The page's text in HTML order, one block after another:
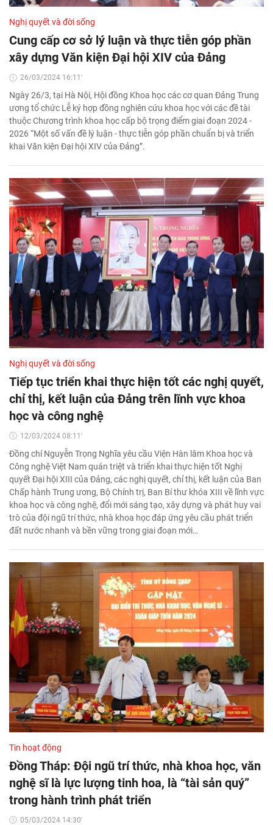
Nghị quyết và đời sống
Cung cấp cơ sở lý luận và thực tiễn góp phần
xây dựng Văn kiện Đại hội XIV của Đảng
26/03/2024 16:11'
Ngày 26/3, tại Hà Nội, Hội đồng Khoa học các cơ quan Đảng Trung
ương tổ chức Lễ ký hợp đồng nghiên cứu khoa học với các đề tài
thuộc Chương trình khoa học cấp bộ trọng điểm giai đoạn 2024 -
2026 “Một số vấn đề lý luận - thực tiễn góp phần chuẩn bị và triển
khai Văn kiện Đại hội XIV của Đảng”.
Nghị quyết và đời sống
Tiếp tục triển khai thực hiện tốt các nghị quyết,
chỉ thị, kết luận của Đảng trên lĩnh vực khoa
học và công nghệ
12/03/2024 08:11'
Đồng chí Nguyễn Trọng Nghĩa yêu cầu Viện Hàn lâm Khoa học và
Công nghệ Việt Nam quán triệt và triển khai thực hiện tốt Nghị
quyết Đại hội XIII của Đảng, các nghị quyết, chỉ thị, kết luận của Ban
Chấp hành Trung ương, Bộ Chính trị, Ban Bí thư khóa XIII về lĩnh vực
khoa học và công nghệ, đổi mới sáng tạo, xây dựng và phát huy vai
trò của đội ngũ trí thức, nhà khoa học đáp ứng yêu cầu phát triển
đất nước nhanh và bền vững trong giai đoạn mới…
Tin hoạt động
Đồng Tháp: Đội ngũ trí thức, nhà khoa học, văn
nghệ sĩ là lực lượng tinh hoa, là “tài sản quý”
trong hành trình phát triển
05/03/2024 14:30'